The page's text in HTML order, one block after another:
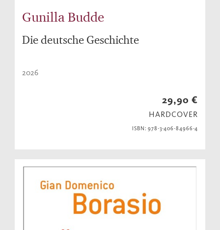
Gunilla Budde
Die deutsche Geschichte
2026
29,90 €
HARDCOVER
ISBN: 978-3-406-84966-4